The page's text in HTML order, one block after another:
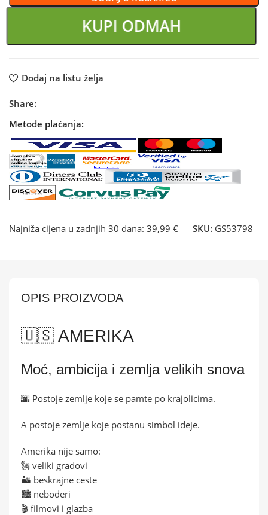
KUPI ODMAH
Dodaj na listu želja
Share:
Metode plaćanja:
Najniža cijena u zadnjih 30 dana: 39,99 € SKU: GS53798
OPIS PROIZVODA
🇺🇸 AMERIKA
Moć, ambicija i zemlja velikih snova
🌆 Postoje zemlje koje se pamte po krajolicima.
A postoje zemlje koje postanu simbol ideje.
Amerika nije samo:
🗽 veliki gradovi
🏜️ beskrajne ceste
🏙️ neboderi
🎬 filmovi i glazba